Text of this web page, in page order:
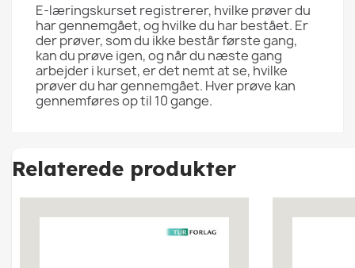
E-læringskurset registrerer, hvilke prøver du
har gennemgået, og hvilke du har bestået. Er
der prøver, som du ikke består første gang,
kan du prøve igen, og når du næste gang
arbejder i kurset, er det nemt at se, hvilke
prøver du har gennemgået. Hver prøve kan
gennemføres op til 10 gange.
Relaterede produkter